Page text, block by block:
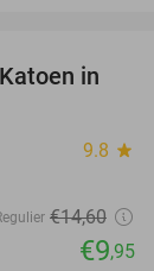
32%
in
9.8 star
€14,60
€9,95